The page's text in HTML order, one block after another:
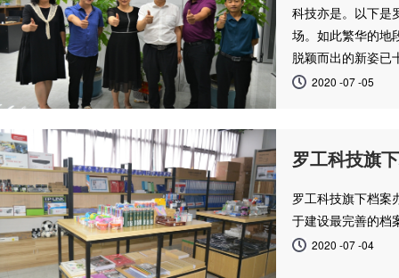
科技亦是。以下是
场。如此繁华的地
脱颖而出的新姿已
2020 -07 -05
罗工科技旗
罗工科技旗下档案
于建设最完善的档
2020 -07 -04